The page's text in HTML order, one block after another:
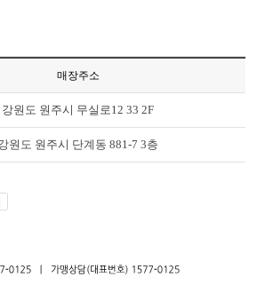
매장주소
강원도 원주시 무실로12 33 2F
원도 원주시 단계동 881-7 3층